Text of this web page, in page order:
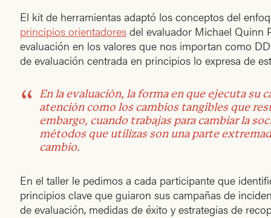
El kit de herramientas adaptó los conceptos del
principios orientadores del evaluador Michael Quinn
evaluación en los valores que nos importan como
de evaluación centrada en principios lo expresa de
En la evaluación, la forma en que ejecuta su
atención como los cambios tangibles que
embargo, cuando trabajas para cambiar la
métodos que utilizas son una parte
cambio.
En el taller le pedimos a cada participante que
principios clave que guiaron sus campañas de
de evaluación, medidas de éxito y estrategias de